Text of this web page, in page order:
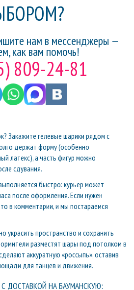
нам в мессенджеры —
как вам помочь!
809-24-81
Закажите гелевые шарики рядом с
держат форму (особенно
латекс), а часть фигур можно
сдувания.
быстро: курьер может
после оформления. Если нужен
в комментарии, и мы постараемся
украсить пространство и сохранить
разместят шары под потолком в
аккуратную «россыпь», оставив
для танцев и движения.
С ДОСТАВКОЙ НА БАУМАНСКУЮ: